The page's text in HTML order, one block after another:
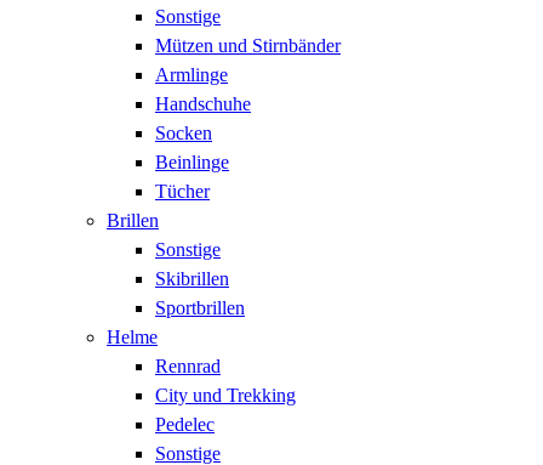
Sonstige
Mützen und Stirnbänder
Armlinge
Handschuhe
Socken
Beinlinge
Tücher
Brillen
Sonstige
Skibrillen
Sportbrillen
Helme
Rennrad
City und Trekking
Pedelec
Sonstige